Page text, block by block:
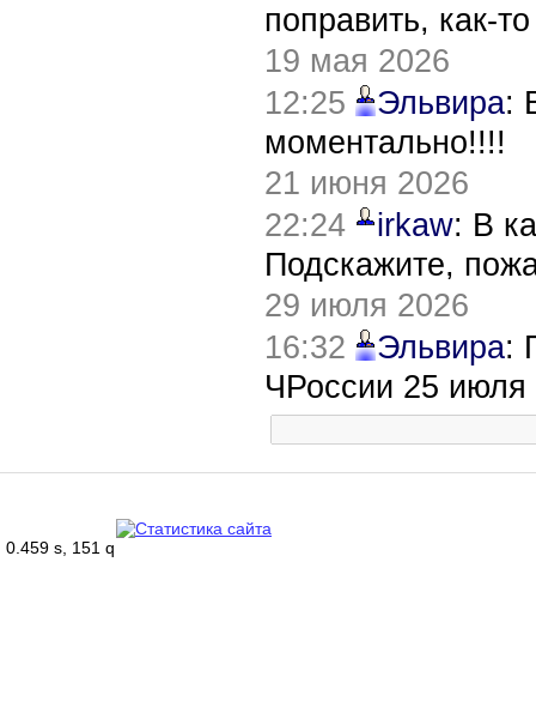
поправить, как-
19 мая 2026
12:25
Эльвира:
моментально!!!!
21 июня 2026
22:24
irkaw: В
Подскажите,
29 июля 2026
16:32
Эльвира:
ЧРоссии 25 июля
0.459 s, 151 q